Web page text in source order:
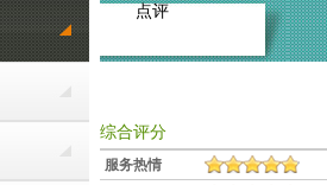
点评
综合评分
服务热情